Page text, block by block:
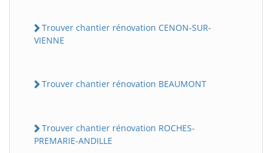
Trouver chantier rénovation CENON-SUR-
VIENNE
Trouver chantier rénovation BEAUMONT
Trouver chantier rénovation ROCHES-
PREMARIE-ANDILLE